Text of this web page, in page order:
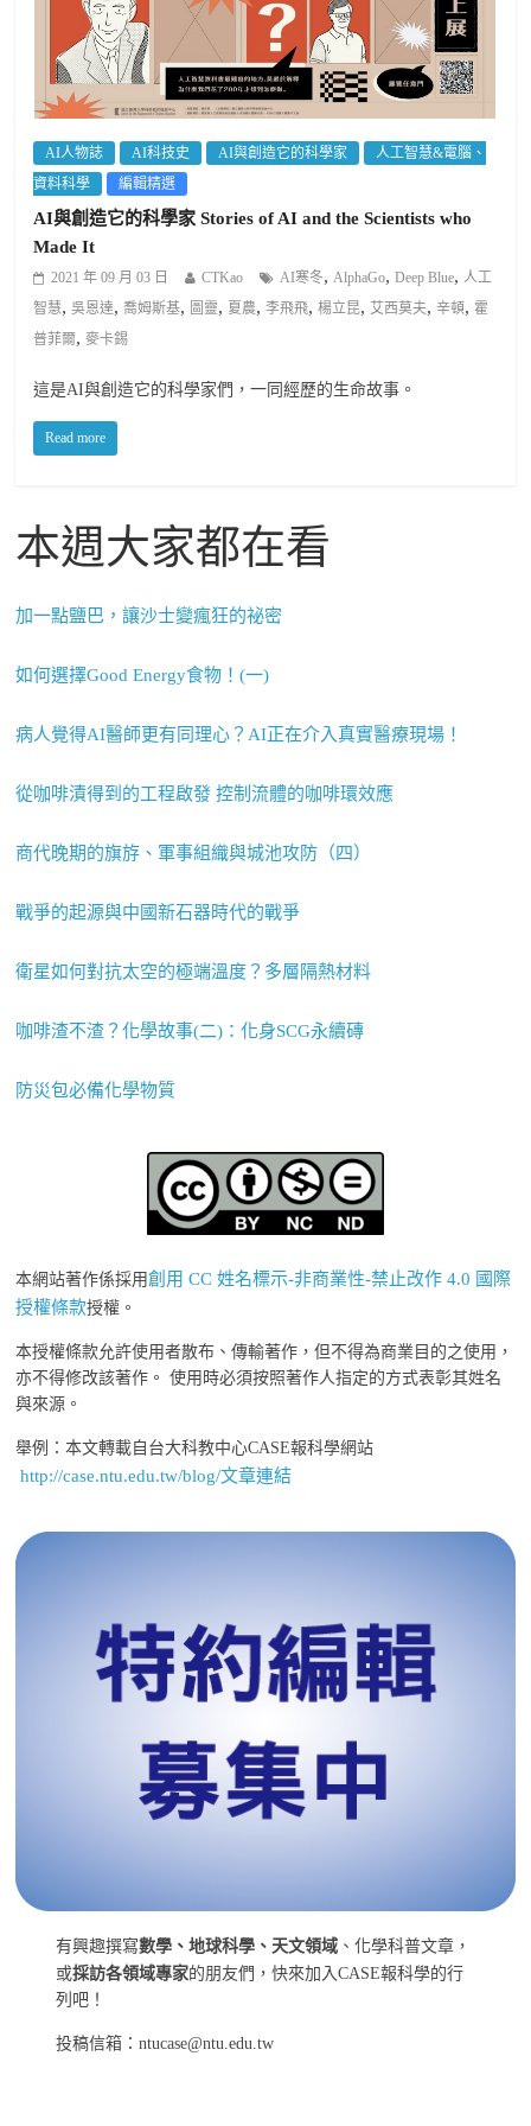
AI人物誌 AI科技史 AI與創造它的科學家
人工智慧&電腦、
資料科學
編輯精選
AI與創造它的科學家 Stories of AI and the Scientists who
Made It
2021 年 09 月 03 日 CTKao AI寒冬, AlphaGo,Deep Blue, 人工
智慧,吳恩達,喬姆斯基, 圖靈, 夏農,李飛飛,楊立昆,艾西莫夫,辛頓, 霍
普菲爾,麥卡錫
這是AI與創造它的科學家們，一同經歷的生命故事。
Read more
本週大家都在看
加一點鹽巴，讓沙士變瘋狂的祕密
如何選擇Good Energy食物！(一)
病人覺得AI醫師更有同理心？AI正在介入真實醫療現場！
從咖啡漬得到的工程啟發 控制流體的咖啡環效應
商代晚期的旗斿、軍事組織與城池攻防（四）
戰爭的起源與中國新石器時代的戰爭
衛星如何對抗太空的極端溫度？多層隔熱材料
咖啡渣不渣？化學故事(二)：化身SCG永續磚
防災包必備化學物質
本網站著作係採用創用 CC 姓名標示-非商業性-禁止改作 4.0 國際
授權條款授權。
本授權條款允許使用者散布、傳輸著作，但不得為商業目的之使用，
亦不得修改該著作。 使用時必須按照著作人指定的方式表彰其姓名
與來源。
舉例：本文轉載自台大科教中心CASE報科學網站
http://case.ntu.edu.tw/blog/文章連結
有興趣撰寫數學、地球科學、天文領域 、化學科普文章，
或採訪各領域專家的朋友們，快來加入CASE報科學的行
列吧！
投稿信箱：ntucase@ntu.edu.tw